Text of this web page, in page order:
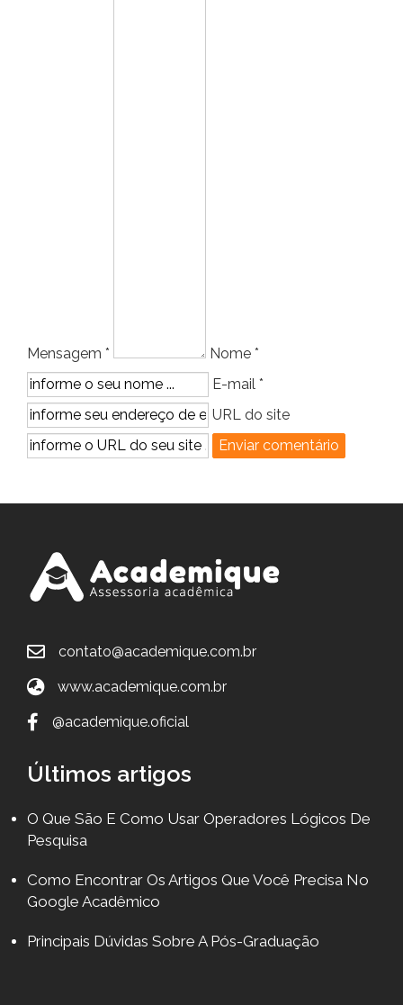
Mensagem *
Nome *
E-mail *
URL do site
contato@academique.com.br
www.academique.com.br
@academique.oficial
Últimos artigos
O Que São E Como Usar Operadores Lógicos De
Pesquisa
Como Encontrar Os Artigos Que Você Precisa No
Google Acadêmico
Principais Dúvidas Sobre A Pós-Graduação